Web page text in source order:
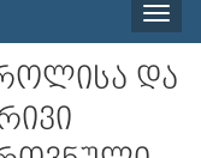
Toggle
და